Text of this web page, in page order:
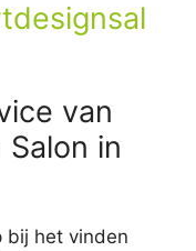
van
in
bij het vinden